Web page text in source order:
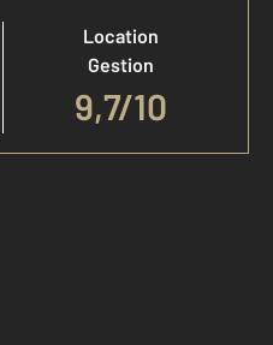
Location
Gestion
9,7/10